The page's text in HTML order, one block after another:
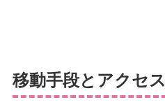
移動手段とアクセス